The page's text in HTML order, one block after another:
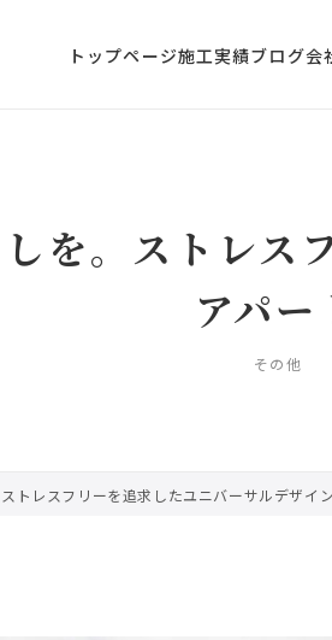
トップページ施工実績ブログ会
を。ストレス
アパー
その他
トレスフリーを追求したユニバーサルデザイ